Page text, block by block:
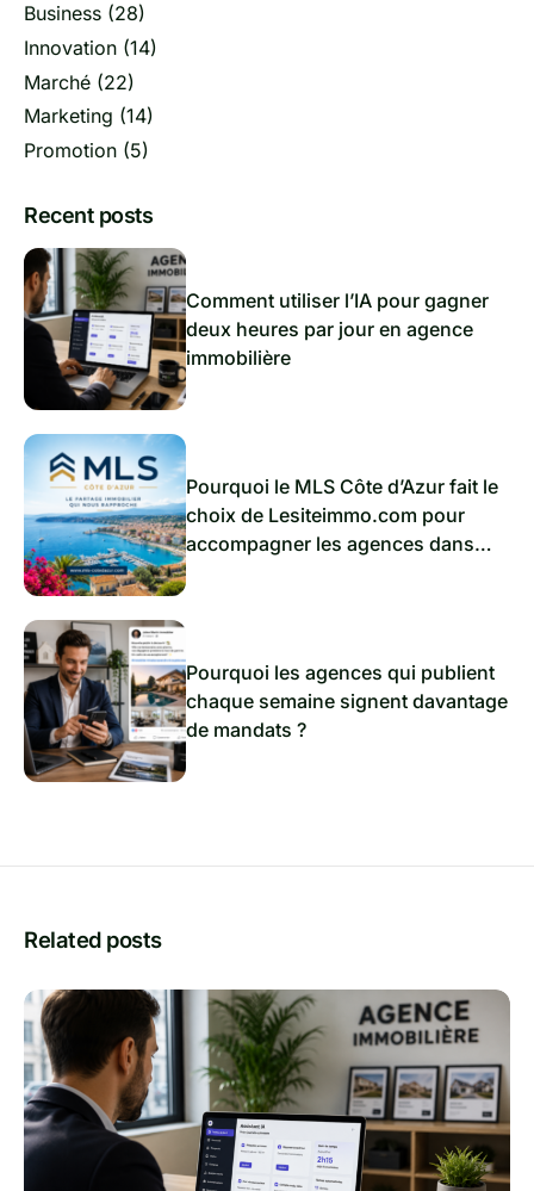
Business (28)
Innovation (14)
Marché (22)
Marketing (14)
Promotion (5)
Recent posts
Comment utiliser l’IA pour gagner
deux heures par jour en agence
immobilière
Pourquoi le MLS Côte d’Azur fait le
choix de Lesiteimmo.com pour
accompagner les agences dans
Pourquoi les agences qui publient
chaque semaine signent davantage
de mandats ?
Related posts